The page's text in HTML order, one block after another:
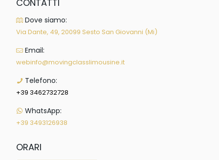
CONTATTI
Dove siamo:
Via Dante, 49, 20099 Sesto San Giovanni (Mi)
Email:
webinfo@movingclasslimousine.it
Telefono:
+39 3462732728
WhatsApp:
+39 3493126938
ORARI